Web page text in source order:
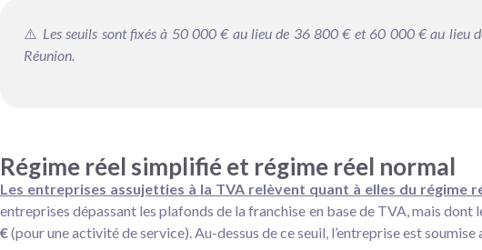
⚠️ Les seuils sont fixés à 50 000 € au lieu de 36 800 € et 60 000 € au lieu
Réunion.
Régime réel simplifié et régime réel normal
Les entreprises assujetties à la TVA relèvent quant à elles du régime
entreprises dépassant les plafonds de la franchise en base de TVA, mais dont
€(pour une activité de service). Au-dessus de ce seuil, l’entreprise est soumise